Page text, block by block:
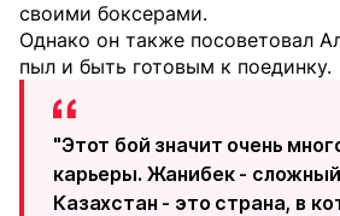
своими боксерами.
Однако он также посоветовал
пыл и быть готовым к поединку.
"Этот бой значит очень
карьеры. Жанибек - сложный
Казахстан - это страна, в